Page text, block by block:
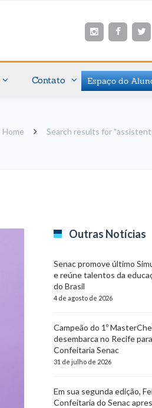
Contato Espaço do
Home Search results for
Outras Notícias
Senac promove último
e reúne talentos da
do Brasil
4 de agosto de 2026
Campeão do 1º
desembarca no Recife
Confeitaria Senac
31 de julho de 2026
Em sua segunda edição,
Confeitaria do Senac